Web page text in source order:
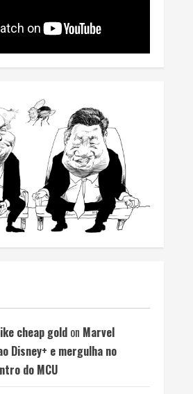
cheap gold on Marvel
Disney+ e mergulha no
do MCU